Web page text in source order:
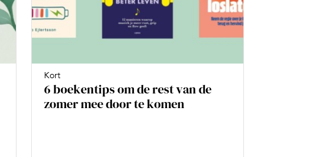
Kort
6 boekentips om de rest van de
zomer mee door te komen